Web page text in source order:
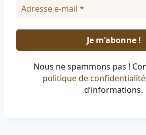
Nous ne spammons pas !
politique de confidentialité
d’informations.